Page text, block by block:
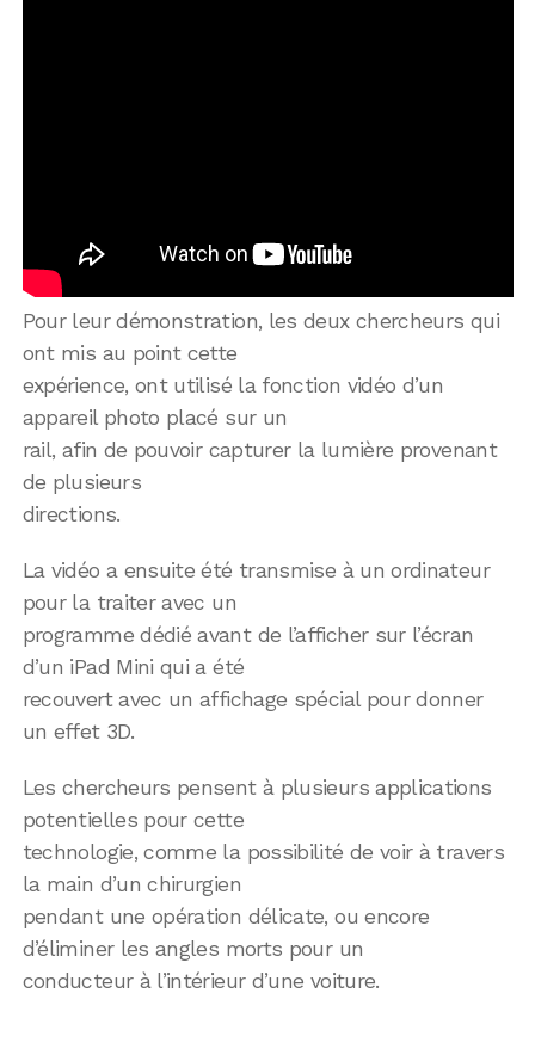
Pour leur démonstration, les deux chercheurs qui
ont mis au point cette
expérience, ont utilisé la fonction vidéo d’un
appareil photo placé sur un
rail, afin de pouvoir capturer la lumière provenant
de plusieurs
directions.
La vidéo a ensuite été transmise à un ordinateur
pour la traiter avec un
programme dédié avant de l’afficher sur l’écran
d’un iPad Mini qui a été
recouvert avec un affichage spécial pour donner
un effet 3D.
Les chercheurs pensent à plusieurs applications
potentielles pour cette
technologie, comme la possibilité de voir à travers
la main d’un chirurgien
pendant une opération délicate, ou encore
d’éliminer les angles morts pour un
conducteur à l’intérieur d’une voiture.